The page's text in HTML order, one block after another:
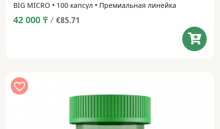
BIG MICRO • 100 капсул • Премиальная линейка
42 000 ₸ / €85.71